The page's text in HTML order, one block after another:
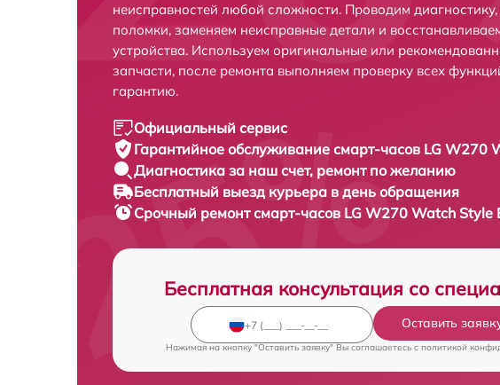
неисправностей любой сложности. Проводим
поломки, заменяем неисправные детали и
устройства. Используем оригинальные или
запчасти, после ремонта выполняем проверку всех
гарантию.
Официальный сервис
Гарантийное обслуживание смарт-часов LG W270
Диагностика за наш счет, ремонт по желанию
Бесплатный выезд курьера в день обращения
Срочный ремонтсмарт-часов LG W270 Watch Style
Бесплатная консультация со
Оставить
Нажимая на кнопку "Оставить заявку" Вы соглашаетесь c политикой